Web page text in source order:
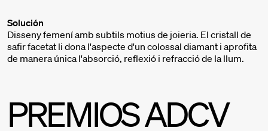
Solución
Disseny femení amb subtils motius de joieria. El cristall de
safir facetat li dona l'aspecte d'un colossal diamant i aprofita
de manera única l'absorció, reflexió i refracció de la llum.
PREMIOS ADCV